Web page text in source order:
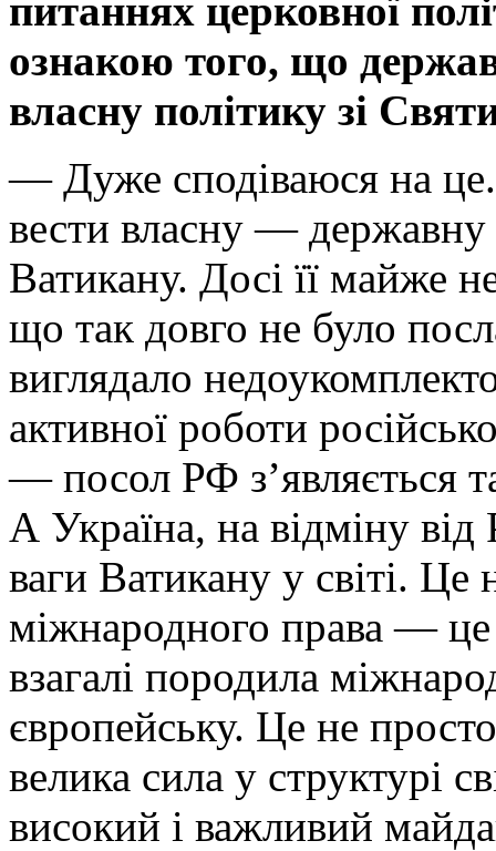
питаннях церковної
ознакою того, що
власну політику зі
— Дуже сподіваюся на
вести власну —
Ватикану. Досі її майже
що так довго не було
виглядало
активної роботи
— посол РФ з’являється
А Україна, на відміну від
ваги Ватикану у світі. Це
міжнародного права — це
взагалі породила
європейську. Це не
велика сила у структурі
високий і важливий